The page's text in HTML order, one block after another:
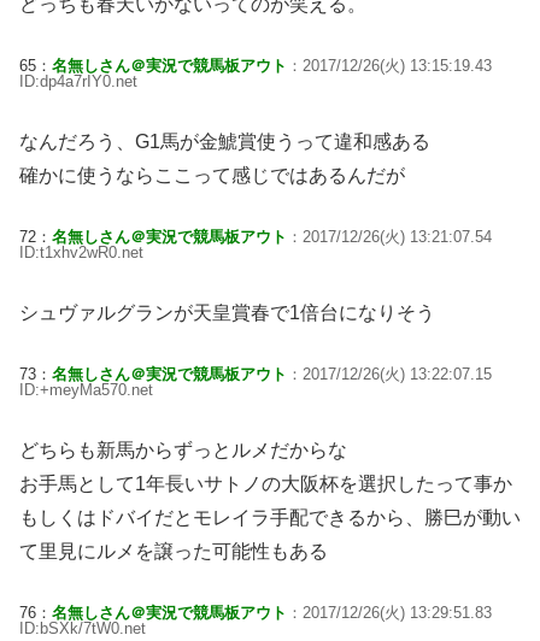
どっちも春天いかないってのが笑える。
65： 名無しさん＠実況で競馬板アウト ：2017/12/26(火) 13:15:19.43
ID:dp4a7rIY0.net
なんだろう、G1馬が金鯱賞使うって違和感ある
確かに使うならここって感じではあるんだが
72： 名無しさん＠実況で競馬板アウト ：2017/12/26(火) 13:21:07.54
ID:t1xhv2wR0.net
シュヴァルグランが天皇賞春で1倍台になりそう
73： 名無しさん＠実況で競馬板アウト ：2017/12/26(火) 13:22:07.15
ID:+meyMa570.net
どちらも新馬からずっとルメだからな
お手馬として1年長いサトノの大阪杯を選択したって事か
もしくはドバイだとモレイラ手配できるから、勝巳が動い
て里見にルメを譲った可能性もある
76： 名無しさん＠実況で競馬板アウト ：2017/12/26(火) 13:29:51.83
ID:bSXk/7tW0.net